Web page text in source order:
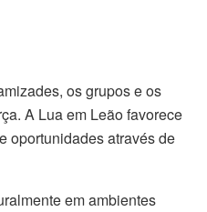
os grupos e os
A Lua em Leão favorece
oportunidades através de
em ambientes